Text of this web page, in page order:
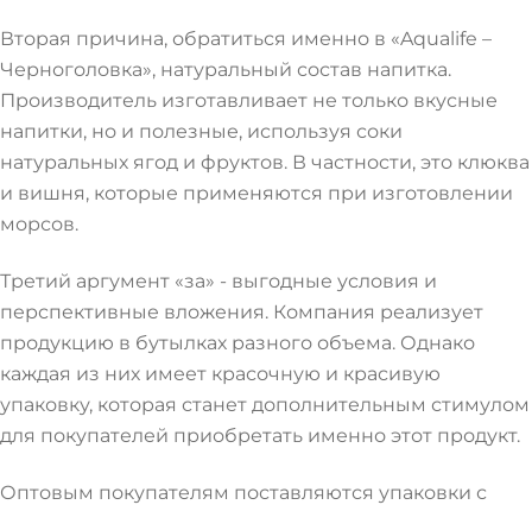
Вторая причина, обратиться именно в «Aqualife –
Черноголовка», натуральный состав напитка.
Производитель изготавливает не только вкусные
напитки, но и полезные, используя соки
натуральных ягод и фруктов. В частности, это клюква
и вишня, которые применяются при изготовлении
морсов.
Третий аргумент «за» - выгодные условия и
перспективные вложения. Компания реализует
продукцию в бутылках разного объема. Однако
каждая из них имеет красочную и красивую
упаковку, которая станет дополнительным стимулом
для покупателей приобретать именно этот продукт.
Оптовым покупателям поставляются упаковки с